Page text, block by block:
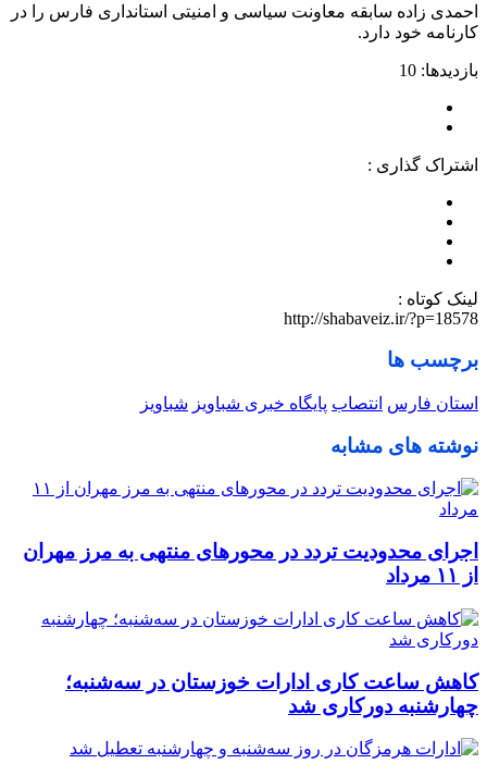
احمدی زاده سابقه معاونت سیاسی و امنیتی استانداری فارس را در
کارنامه خود دارد.
بازدیدها: 10
اشتراک گذاری :
لینک کوتاه :
http://shabaveiz.ir/?p=18578
برچسب ها
استان فارس انتصاب پایگاه خبری شباویز شباویز
نوشته های مشابه
اجرای محدودیت تردد در محورهای منتهی به مرز مهران
از ۱۱ مرداد
کاهش ساعت کاری ادارات خوزستان در سه‌شنبه؛
چهارشنبه دورکاری شد